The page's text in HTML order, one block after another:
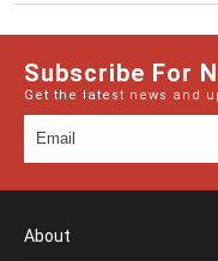
Subscribe For
Get the latest news and
About